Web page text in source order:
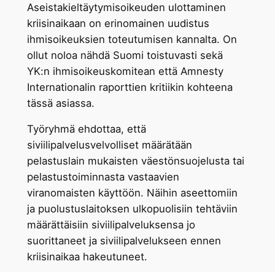
Aseistakieltäytymisoikeuden ulottaminen
kriisinaikaan on erinomainen uudistus
ihmisoikeuksien toteutumisen kannalta. On
ollut noloa nähdä Suomi toistuvasti sekä
YK:n ihmisoikeuskomitean että Amnesty
Internationalin raporttien kritiikin kohteena
tässä asiassa.
Työryhmä ehdottaa, että
siviilipalvelusvelvolliset määrätään
pelastuslain mukaisten väestönsuojelusta tai
pelastustoiminnasta vastaavien
viranomaisten käyttöön. Näihin aseettomiin
ja puolustuslaitoksen ulkopuolisiin tehtäviin
määrättäisiin siviilipalveluksensa jo
suorittaneet ja siviilipalvelukseen ennen
kriisinaikaa hakeutuneet.